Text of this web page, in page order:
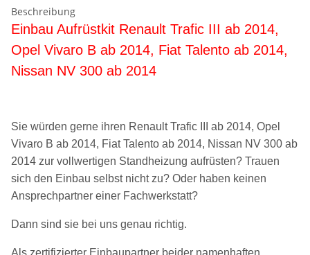
Beschreibung
Einbau Aufrüstkit Renault Trafic III ab 2014,
Opel Vivaro B ab 2014, Fiat Talento ab 2014,
Nissan NV 300 ab 2014
Sie würden gerne ihren Renault Trafic III ab 2014, Opel
Vivaro B ab 2014, Fiat Talento ab 2014, Nissan NV 300 ab
2014 zur vollwertigen Standheizung aufrüsten? Trauen
sich den Einbau selbst nicht zu? Oder haben keinen
Ansprechpartner einer Fachwerkstatt?
Dann sind sie bei uns genau richtig.
Als zertifizierter Einbaupartner beider namenhaften